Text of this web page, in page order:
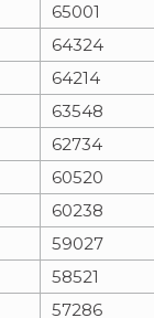
65001
64324
64214
63548
62734
60520
60238
59027
58521
57286